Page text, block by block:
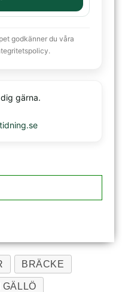
godkänner du våra
gärna.
BRÄCKE